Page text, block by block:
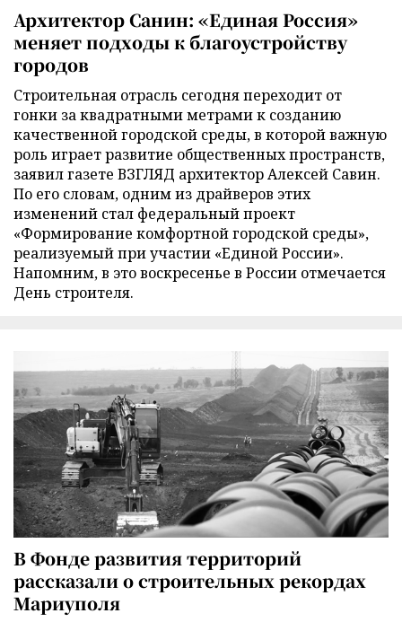
Архитектор Санин: «Единая Россия»
меняет подходы к благоустройству
городов
Строительная отрасль сегодня переходит от
гонки за квадратными метрами к созданию
качественной городской среды, в которой важную
роль играет развитие общественных пространств,
заявил газете ВЗГЛЯД архитектор Алексей Савин.
По его словам, одним из драйверов этих
изменений стал федеральный проект
«Формирование комфортной городской среды»,
реализуемый при участии «Единой России».
Напомним, в это воскресенье в России отмечается
День строителя.
В Фонде развития территорий
рассказали о строительных рекордах
Мариуполя